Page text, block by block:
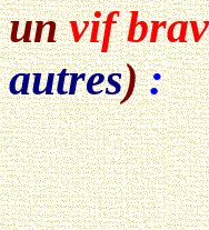
unvif
autres):